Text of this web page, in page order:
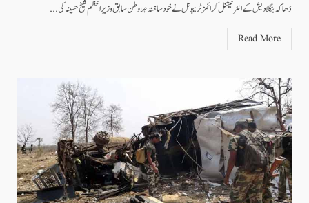
ڈھاکہ بنگلا دیش کے انٹرنیشنل کرائمز ٹریبونل نے خود ساختہ جلاوطن سابق وزیرِ اعظم شیخ حسینہ کی...
Read More